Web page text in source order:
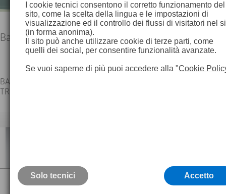
Batterie compatibili per stazioni totali
BATTERIE COMPATIBILI - SOKKIA - TOPCON - NIKON -
TRIMBLE
Batteria compatibile sokkia BDC46
I cookie tecnici consentono il corretto funzionamento del
sito, come la scelta della lingua e le impostazioni di
visualizzazione ed il controllo dei flussi di visitatori nel
(in forma anonima).
Il sito può anche utilizzare cookie di terze parti, come
quelli dei social, per consentire funzionalità avanzate.
Se vuoi saperne di più puoi accedere alla "Cookie
Solo tecnici Accetto